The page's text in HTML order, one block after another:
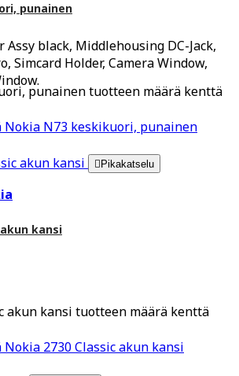
punainen
Assy black, Middlehousing DC-Jack,
Simcard Holder, Camera Window,
punainen tuotteen määrä kenttä
Nokia N73 keskikuori, punainen
 Pikakatselu
kansi
akun kansi tuotteen määrä kenttä
Nokia 2730 Classic akun kansi